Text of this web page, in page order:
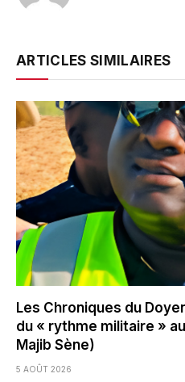
ARTICLES SIMILAIRES
Les Chroniques du
du « rythme militaire »
Majib Sène)
5 AOÛT 2026